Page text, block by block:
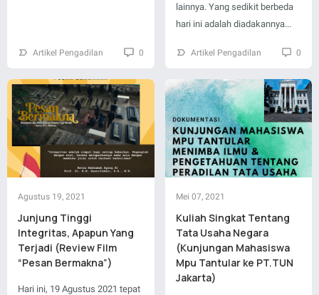
Artikel Pengadilan 0
lainnya. Yang sedikit berbeda
hari ini adalah diadakannya...
Artikel Pengadilan 0
Agustus 19, 2021
Junjung Tinggi
Integritas, Apapun Yang
Terjadi (Review Film
“Pesan Bermakna”)
Hari ini, 19 Agustus 2021 tepat
Mei 07, 2021
Kuliah Singkat Tentang
Tata Usaha Negara
(Kunjungan Mahasiswa
Mpu Tantular ke PT.TUN
Jakarta)